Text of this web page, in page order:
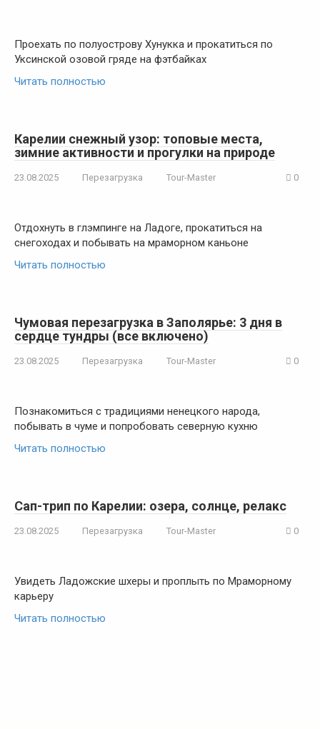
Проехать по полуострову Хунукка и прокатиться по
Уксинской озовой гряде на фэтбайках
Читать полностью
Карелии снежный узор: топовые места,
зимние активности и прогулки на природе
23.08.2025 Перезагрузка Tour-Master 0
Отдохнуть в глэмпинге на Ладоге, прокатиться на
снегоходах и побывать на мраморном каньоне
Читать полностью
Чумовая перезагрузка в Заполярье: 3 дня в
сердце тундры (все включено)
23.08.2025 Перезагрузка Tour-Master 0
Познакомиться с традициями ненецкого народа,
побывать в чуме и попробовать северную кухню
Читать полностью
Сап-трип по Карелии: озера, солнце, релакс
23.08.2025 Перезагрузка Tour-Master 0
Увидеть Ладожские шхеры и проплыть по Мраморному
карьеру
Читать полностью